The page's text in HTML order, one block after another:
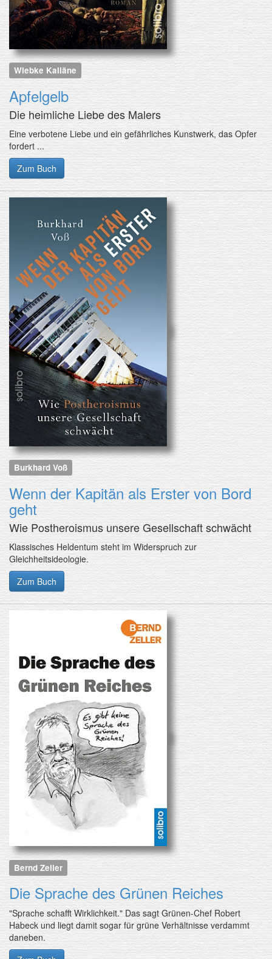
Wiebke Kalläne
Apfelgelb
Die heimliche Liebe des Malers
Eine verbotene Liebe und ein gefährliches Kunstwerk, das Opfer
fordert ...
Zum Buch
Burkhard Voß
Wenn der Kapitän als Erster von Bord
geht
Wie Postheroismus unsere Gesellschaft schwächt
Klassisches Heldentum steht im Widerspruch zur
Gleichheitsideologie.
Zum Buch
Bernd Zeller
Die Sprache des Grünen Reiches
"Sprache schafft Wirklichkeit." Das sagt Grünen-Chef Robert
Habeck und liegt damit sogar für grüne Verhältnisse verdammt
daneben.